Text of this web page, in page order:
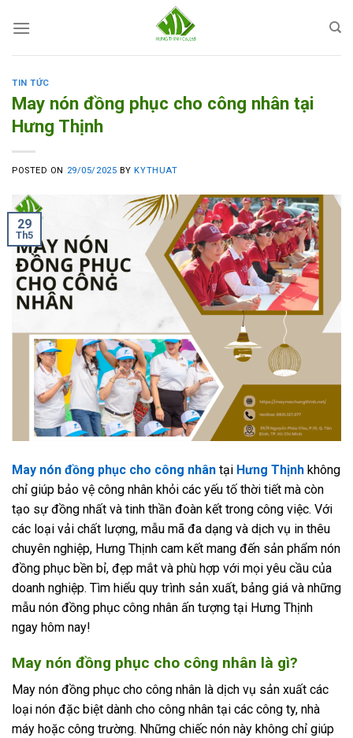
TIN TỨC
May nón đồng phục cho công nhân tại
Hưng Thịnh
POSTED ON 29/05/2025 BYKYTHUAT
29
Th5
May nón đồng phục cho công nhân tại Hưng Thịnh không
chỉ giúp bảo vệ công nhân khỏi các yếu tố thời tiết mà còn
tạo sự đồng nhất và tinh thần đoàn kết trong công việc. Với
các loại vải chất lượng, mẫu mã đa dạng và dịch vụ in thêu
chuyên nghiệp, Hưng Thịnh cam kết mang đến sản phẩm nón
đồng phục bền bỉ, đẹp mắt và phù hợp với mọi yêu cầu của
doanh nghiệp. Tìm hiểu quy trình sản xuất, bảng giá và những
mẫu nón đồng phục công nhân ấn tượng tại Hưng Thịnh
ngay hôm nay!
May nón đồng phục cho công nhân là gì?
May nón đồng phục cho công nhân là dịch vụ sản xuất các
loại nón đặc biệt dành cho công nhân tại các công ty, nhà
máy hoặc công trường. Những chiếc nón này không chỉ giúp